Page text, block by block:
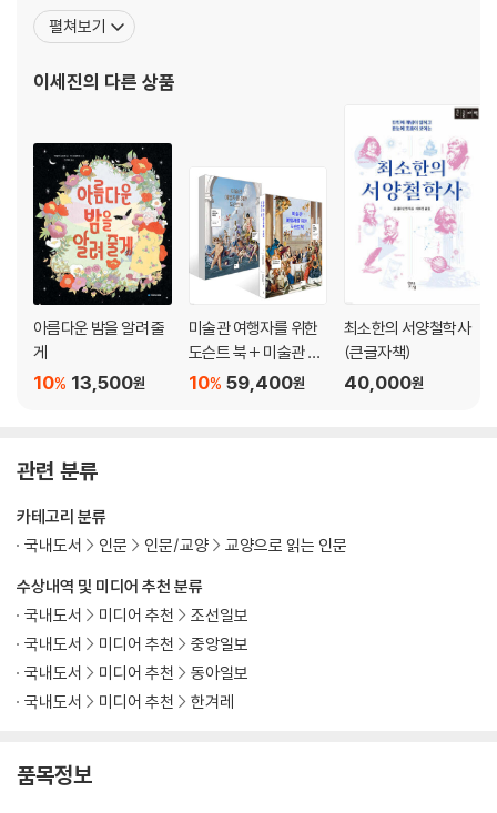
07 거짓_윤리, 정치, 논리, 언어철학의 열띤 주제
거짓말의 윤리
자기기만
모조
무로부터의 모조
진짜라는 증거들
낙관적 전망
08 불완전성_예술적 불완전성의 몇 가지 형태에 대하여
완전성이란 무엇인가
어설픔의 미학
09 비밀_비밀을 누설한 자는 해를 입을지니
조심성
신비한 비밀
장미십자회
드러난 비밀은 쓸모가 없다
『다빈치 코드』의 진실
우기 시작했고, 프랑스 문학에 매력을 느껴 대학원에서 계속 공부할
마음을 먹게 되었다. 공부를 하기 위해 프랑스에도 잠시 다녀왔지만,
들였던 번역 일로 돌아왔다. 처음에는 진지하게 직업으
펼쳐보기
이세진의 다른 상품
아름다운 밤을 알려 줄
게
13,500원
10%
미술관 여행자를 위한
도슨트 북 + 미술관 여
행자를 위한 도슨트 북 I
59,400원
10%
최소한의 서양철학사
(큰글자책)
40,000원
관련 분류
수상내역 및 미디어 추천 분류
국내도서
미디어 추천
조선일보
국내도서
미디어 추천
중앙일보
국내도서
미디어 추천
동아일보
국내도서
미디어 추천 한겨레
카테고리 분류
국내도서
인문 인문/교양 교양으로 읽는 인문
품목정보